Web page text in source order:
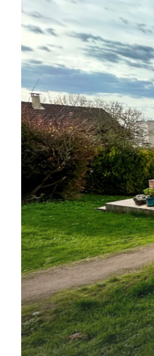
LOCAL
PRO